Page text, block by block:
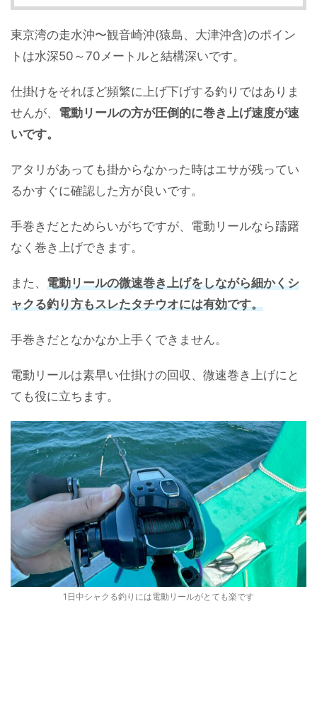
東京湾の走水沖〜観音崎沖(猿島、大津沖含)のポイン
トは水深50～70メートルと結構深いです。
仕掛けをそれほど頻繁に上げ下げする釣りではありま
せんが、 電動リールの方が圧倒的に巻き上げ速度が速
いです。
アタリがあっても掛からなかった時はエサが残ってい
るかすぐに確認した方が良いです。
手巻きだとためらいがちですが、電動リールなら躊躇
なく巻き上げできます。
また、 電動リールの微速巻き上げをしながら細かくシ
ャクる釣り方もスレたタチウオには有効です。
手巻きだとなかなか上手くできません。
電動リールは素早い仕掛けの回収、微速巻き上げにと
ても役に立ちます。
1日中シャクる釣りには電動リールがとても楽です